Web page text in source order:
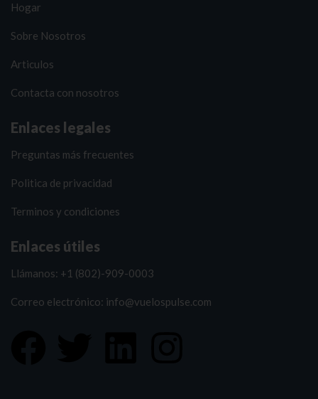
Hogar
Sobre Nosotros
Articulos
Contacta con nosotros
Enlaces legales
Preguntas más frecuentes
Politica de privacidad
Terminos y condiciones
Enlaces útiles
Llámanos: +1 (802)-909-0003
Correo electrónico: info@vuelospulse.com